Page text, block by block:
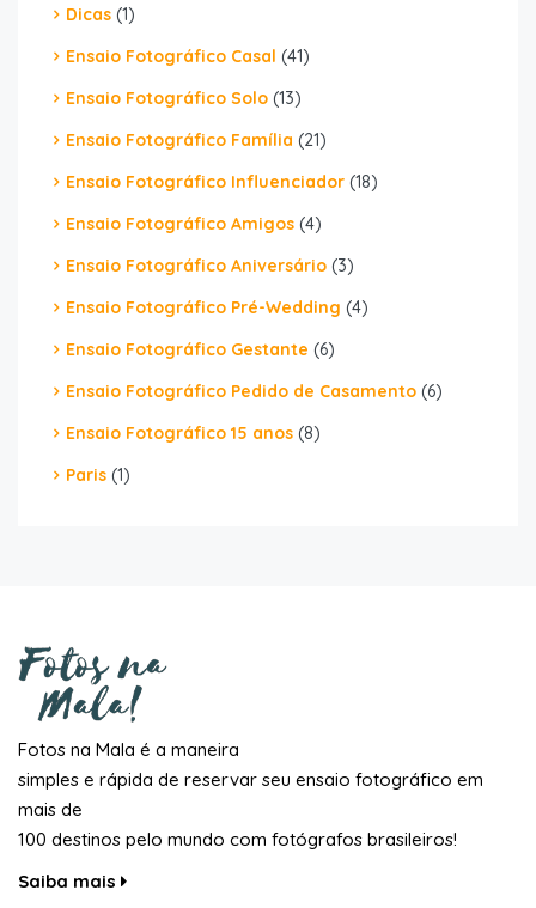
Dicas (1)
Ensaio Fotográfico Casal (41)
Ensaio Fotográfico Solo (13)
Ensaio Fotográfico Família (21)
Ensaio Fotográfico Influenciador (18)
Ensaio Fotográfico Amigos (4)
Ensaio Fotográfico Aniversário (3)
Ensaio Fotográfico Pré-Wedding (4)
Ensaio Fotográfico Gestante (6)
Ensaio Fotográfico Pedido de Casamento (6)
Ensaio Fotográfico 15 anos (8)
Paris (1)
Fotos na Mala é a maneira
simples e rápida de reservar seu ensaio fotográfico em
mais de
100 destinos pelo mundo com fotógrafos brasileiros!
Saiba mais